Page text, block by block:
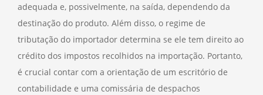
adequada e, possivelmente, na saída, dependendo da
destinação do produto. Além disso, o regime de
tributação do importador determina se ele tem direito ao
crédito dos impostos recolhidos na importação. Portanto,
é crucial contar com a orientação de um escritório de
contabilidade e uma comissária de despachos